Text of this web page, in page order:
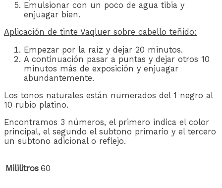
Emulsionar con un poco de agua tibia y
enjuagar bien.
Aplicación de tinte Vaqluer sobre cabello teñido:
Empezar por la raíz y dejar 20 minutos.
A continuación pasar a puntas y dejar otros 10
minutos más de exposición y enjuagar
abundantemente.
Los tonos naturales están numerados del 1 negro al
10 rubio platino.
Encontramos 3 números, el primero indica el color
principal, el segundo el subtono primario y el tercero
un subtono adicional o reflejo.
Mililitros 60